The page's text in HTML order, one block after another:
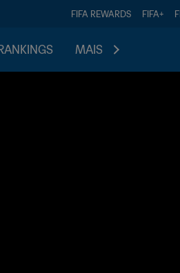
FIFA REWARDS FIFA+
RANKINGS MAIS